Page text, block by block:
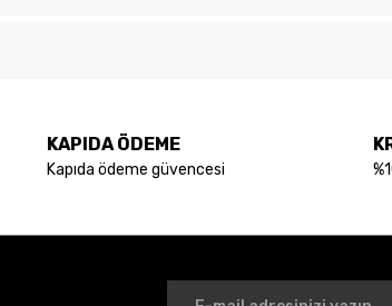
KAPIDA ÖDEME
Kapıda ödeme güvencesi